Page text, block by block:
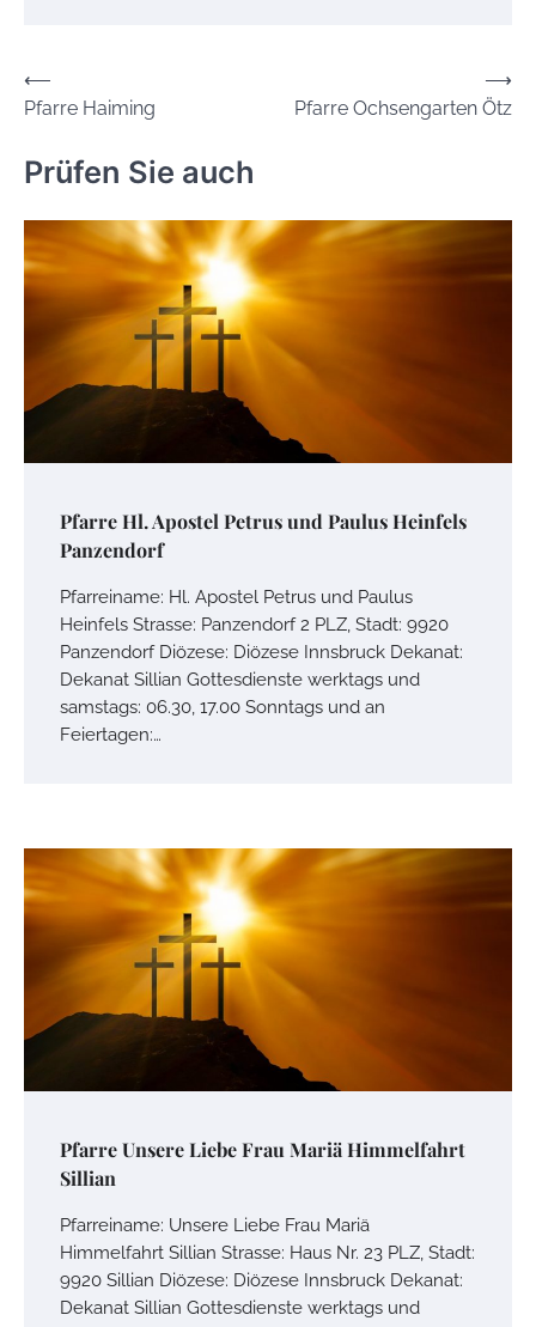
Beitrags-
Navigation
⟵
Pfarre Haiming
Pfarre Ochsengarten Ötz
⟶
Prüfen Sie auch
Pfarre Hl. Apostel Petrus und Paulus Heinfels
Panzendorf
Pfarreiname: Hl. Apostel Petrus und Paulus
Heinfels Strasse: Panzendorf 2 PLZ, Stadt: 9920
Panzendorf Diözese: Diözese Innsbruck Dekanat:
Dekanat Sillian Gottesdienste werktags und
samstags: 06.30, 17.00 Sonntags und an
Feiertagen:…
Pfarre Unsere Liebe Frau Mariä Himmelfahrt
Sillian
Pfarreiname: Unsere Liebe Frau Mariä
Himmelfahrt Sillian Strasse: Haus Nr. 23 PLZ, Stadt:
9920 Sillian Diözese: Diözese Innsbruck Dekanat:
Dekanat Sillian Gottesdienste werktags und